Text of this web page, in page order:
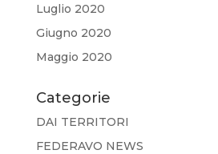
Luglio 2020
Giugno 2020
Maggio 2020
Categorie
DAI TERRITORI
FEDERAVO NEWS